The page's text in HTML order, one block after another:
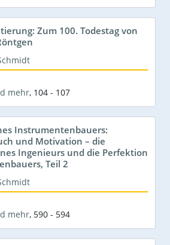
Zum 100. Todestag von
mehr, 104 - 107
Instrumentenbauers:
und Motivation – die
Ingenieurs und die Perfektion
Teil 2
mehr, 590 - 594